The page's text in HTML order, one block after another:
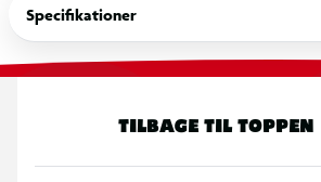
Specifikationer
TILBAGE TIL TOPPEN